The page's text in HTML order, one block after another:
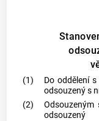
(1)
Do oddělení
odsouzený s
(2)
odsouzený